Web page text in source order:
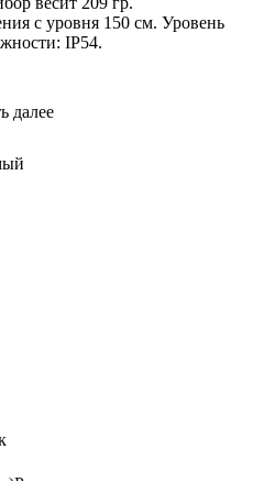
с уровня 150 см. Уровень
IP54.
секунду.
до 200 мм.
штрихкода: 20%.
работы: от 0С до +50С.
POS-терминалу или
USB-HID. Дополнительно
COM и RS-232.
звуковой и визуальной
автоматически, когда
сканирующего модуля.
далее